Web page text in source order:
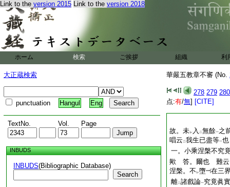
Link to the version 2015 Link to the version 2018
ホーム 検索 ご挨拶 組織 利
大正蔵検索
punctuation Hangul Eng
TextNo. Vol. Page
INBUDS
INBUDS(Bibliographic Database)
Search
華嚴五教章不審 (No.
278 279 280
点:有/無] [CITE]
故。未レ 入 二無餘一之
唱云 二我生已盡等一也
一。小乘涅槃不究
歟 答。爾也 難云
涅槃。不 レ墮
在三
離二諸戲論一究竟眞